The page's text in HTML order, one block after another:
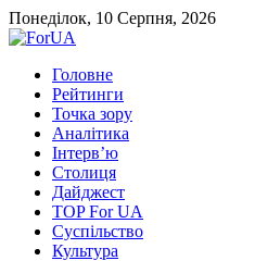
Понеділок, 10 Серпня, 2026
Головне
Рейтинги
Точка зору
Аналітика
Інтерв’ю
Столиця
Дайджест
TOP For UA
Суспiльство
Культура